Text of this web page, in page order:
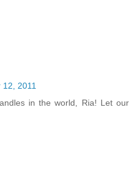
12, 2011
in the world, Ria! Let our